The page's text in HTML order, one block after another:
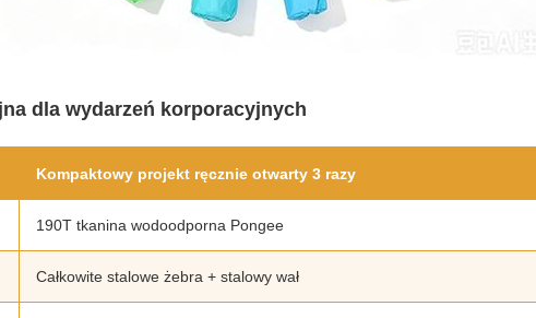
dla wydarzeń korporacyjnych
Kompaktowy projekt ręcznie otwarty 3 razy
190T tkanina wodoodporna Pongee
Całkowite stalowe żebra + stalowy wał